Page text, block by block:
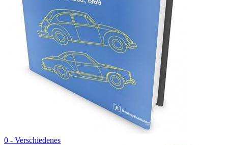
0 - Verschiedenes